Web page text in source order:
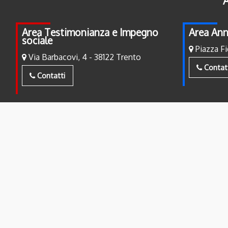
Area Testimonianza e Impegno
sociale
Via Barbacovi, 4 - 38122 Trento
Contatti
Area
Piazza